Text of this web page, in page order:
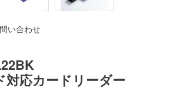
い合わせ
対応カードリーダー